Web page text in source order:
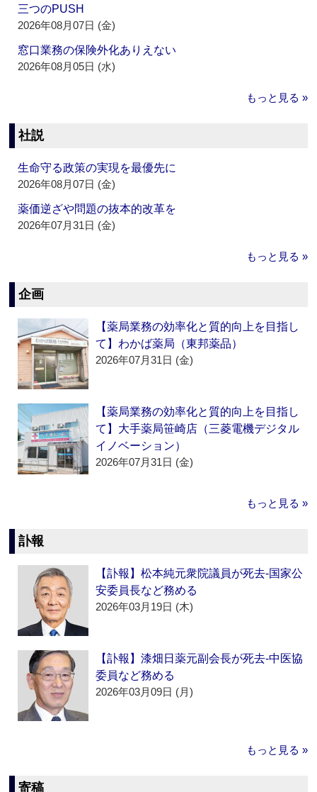
三つのPUSH
2026年08月07日 (金)
窓口業務の保険外化ありえない
2026年08月05日 (水)
もっと見る »
社説
生命守る政策の実現を最優先に
2026年08月07日 (金)
薬価逆ざや問題の抜本的改革を
2026年07月31日 (金)
もっと見る »
企画
【薬局業務の効率化と質的向上を目指し
て】わかば薬局（東邦薬品）
2026年07月31日 (金)
【薬局業務の効率化と質的向上を目指し
て】大手薬局笹崎店（三菱電機デジタル
イノベーション）
2026年07月31日 (金)
もっと見る »
訃報
【訃報】松本純元衆院議員が死去‐国家公
安委員長など務める
2026年03月19日 (木)
【訃報】漆畑日薬元副会長が死去‐中医協
委員など務める
2026年03月09日 (月)
もっと見る »
寄稿